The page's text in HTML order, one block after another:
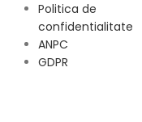
Politica de
confidentialitate
ANPC
GDPR